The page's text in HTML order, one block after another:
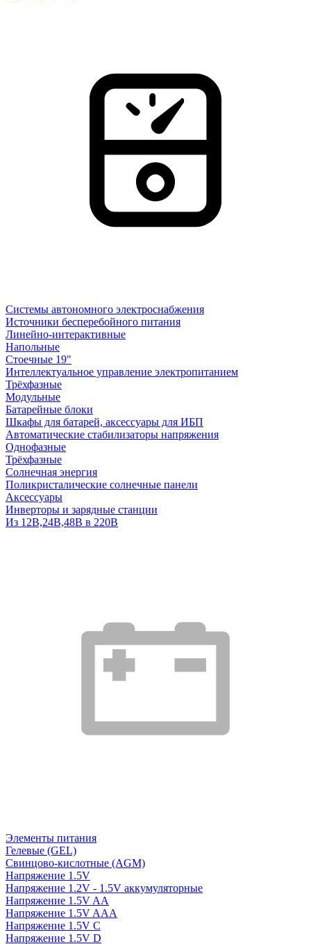
Системы автономного электроснабжения
Источники бесперебойного питания
Линейно-интерактивные
Напольные
Стоечные 19"
Интеллектуальное управление электропитанием
Трёхфазные
Модульные
Батарейные блоки
Шкафы для батарей, аксессуары для ИБП
Автоматические стабилизаторы напряжения
Однофазные
Трёхфазные
Солнечная энергия
Поликристалические солнечные панели
Аксессуары
Инверторы и зарядные станции
Из 12В,24В,48В в 220В
Элементы питания
Гелевые (GEL)
Свинцово-кислотные (AGM)
Напряжение 1.5V
Напряжение 1.2V - 1.5V аккумуляторные
Напряжение 1.5V AA
Напряжение 1.5V AAA
Напряжение 1.5V C
Напряжение 1.5V D